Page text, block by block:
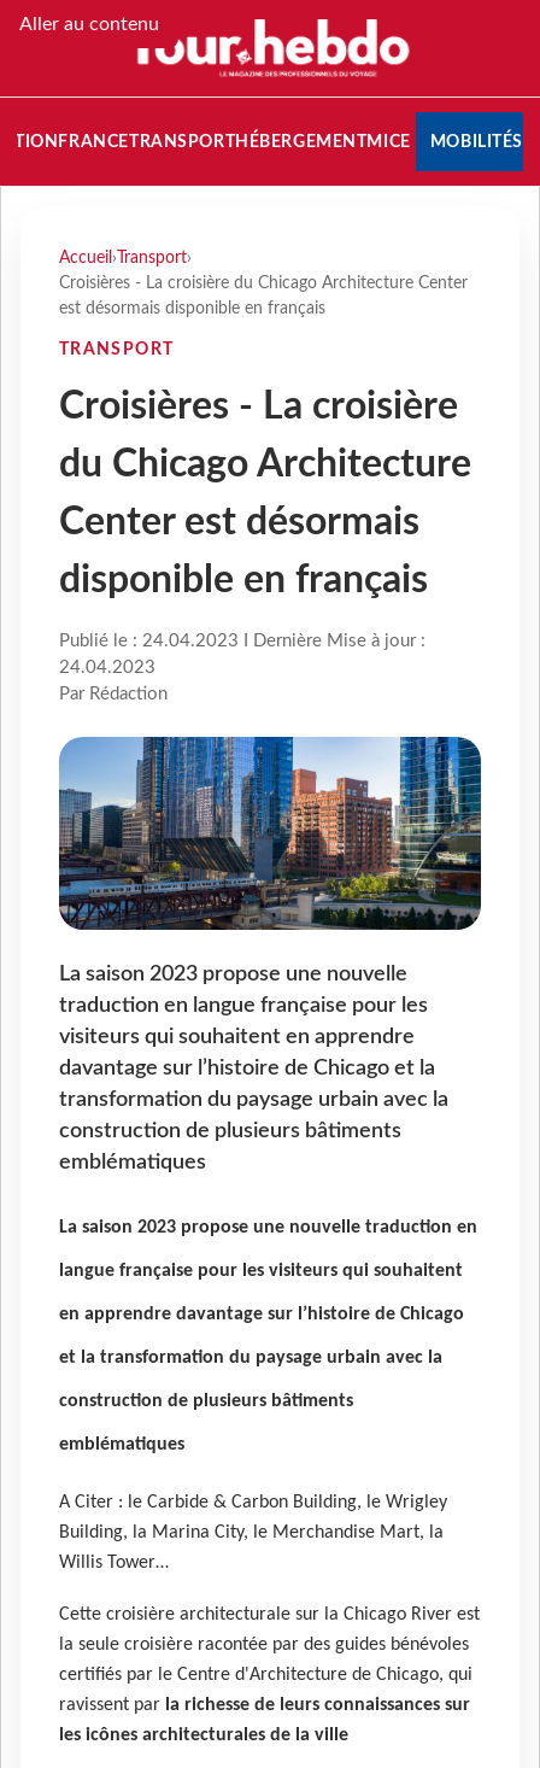
Aller au contenu
FRANCETRANSPORT HÉBERGEMENTMICE MOBILITÉS
Accueil › Transport›
Croisières - La croisière du Chicago Architecture Center
est désormais disponible en français
TRANSPORT
Croisières - La croisière
du Chicago Architecture
Center est désormais
disponible en français
Publié le : 24.04.2023 I Dernière Mise à jour :
24.04.2023
Par Rédaction
La saison 2023 propose une nouvelle
traduction en langue française pour les
visiteurs qui souhaitent en apprendre
davantage sur l’histoire de Chicago et la
transformation du paysage urbain avec la
construction de plusieurs bâtiments
emblématiques
La saison 2023 propose une nouvelle traduction en
langue française pour les visiteurs qui souhaitent
en apprendre davantage sur l’histoire de Chicago
et la transformation du paysage urbain avec la
construction de plusieurs bâtiments
emblématiques
A Citer : le Carbide & Carbon Building, le Wrigley
Building, la Marina City, le Merchandise Mart, la
Willis Tower…
Cette croisière architecturale sur la Chicago River est
la seule croisière racontée par des guides bénévoles
certifiés par le Centre d'Architecture de Chicago, qui
ravissent par la richesse de leurs connaissances sur
les icônes architecturales de la ville